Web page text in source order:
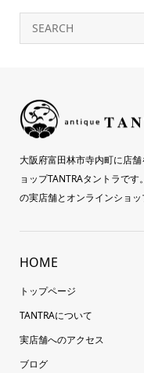
大阪府富田林市寺内町に店
ョップTANTRAタントラで
の実店舗とオンラインショッ
HOME
トップページ
TANTRAについて
実店舗へのアクセス
ブログ